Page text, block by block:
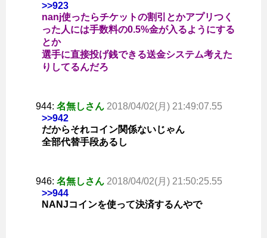
>>923
nanj使ったらチケットの割引とかアプリつく
った人には手数料の0.5%金が入るようにする
とか
選手に直接投げ銭できる送金システム考えた
りしてるんだろ
944: 名無しさん 2018/04/02(月) 21:49:07.55
>>942
だからそれコイン関係ないじゃん
全部代替手段あるし
946: 名無しさん 2018/04/02(月) 21:50:25.55
>>944
NANJコインを使って決済するんやで